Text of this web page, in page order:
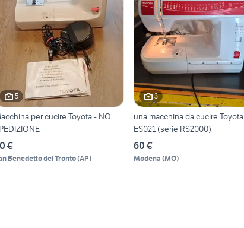
5
per cucire Toyota - NO
€
Benedetto del Tronto(AP)
3
una macchina da cucire Toyota
ES021 (serie RS2000)
60 €
Modena (MO)